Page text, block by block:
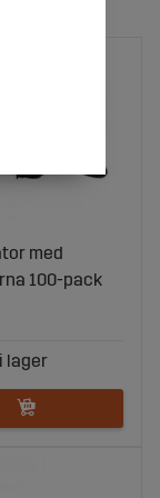
med
100-pack